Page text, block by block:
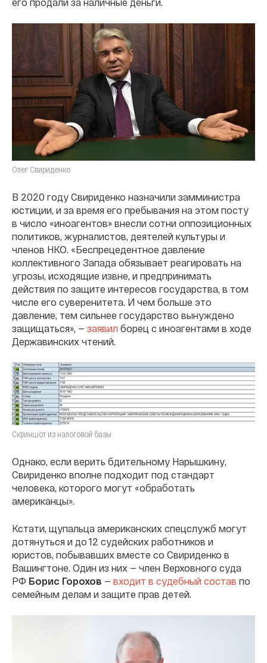
Олег Свириденко
В 2020 году Свириденко назначили замминистра
юстиции, и за время его пребывания на этом посту
в число «иноагентов» внесли сотни оппозиционных
политиков, журналистов, деятелей культуры и
членов НКО. «Беспрецедентное давление
коллективного Запада обязывает реагировать на
угрозы, исходящие извне, и предпринимать
действия по защите интересов государства, в том
числе его суверенитета. И чем больше это
давление, тем сильнее государство вынуждено
защищаться», — заявил борец с иноагентами в ходе
Державинских чтений.
Скриншот из налоговой базы
Однако, если верить бдительному Нарышкину,
Свириденко вполне подходит под стандарт
человека, которого могут «обработать
американцы».
Кстати, щупальца американских спецслужб могут
дотянуться и до 12 судейских работников и
юристов, побывавших вместе со Свириденко в
Вашингтоне. Один из них — член Верховного суда
РФ Борис Горохов — входит в судебный состав по
семейным делам и защите прав детей.